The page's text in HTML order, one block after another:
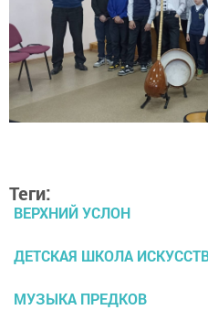
Теги:
ВЕРХНИЙ УСЛОН
ДЕТСКАЯ ШКОЛА
МУЗЫКА ПРЕДКОВ